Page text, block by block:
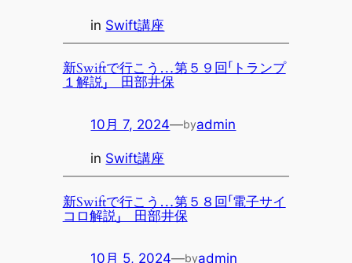
in Swift講座
新Swiftで行こう…第５９回「トランプ
１解説」 田部井保
10月 7, 2024—byadmin
in Swift講座
新Swiftで行こう…第５８回「電子サイ
コロ解説」 田部井保
10月 5, 2024—byadmin